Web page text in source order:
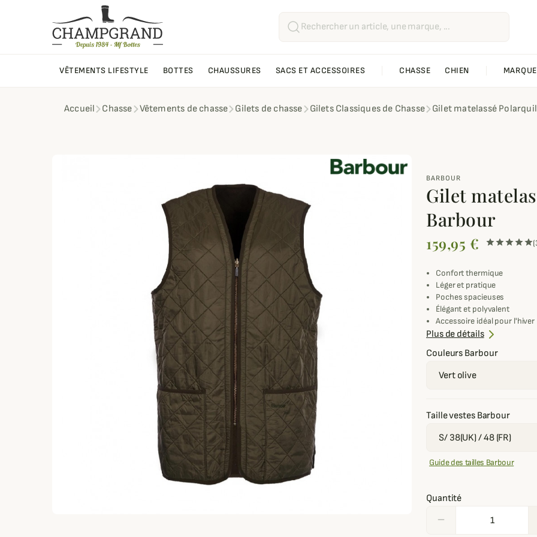
VÊTEMENTS LIFESTYLE BOTTES CHAUSSURES SACS ET ACCESSOIRES CHASSE CHIEN
Accueil Chasse Vêtements de chasse Gilets de chasse Gilets Classiques de Chasse Gilet matelassé
BARBOUR
Gilet
Barbour
159,95 €
Confort thermique
Léger et pratique
Poches spacieuses
Élégant et polyvalent
Accessoire idéal pour l'hiver
Compatible avec vestes
Plus de détails
Couleurs Barbour
Taille vestes Barbour
Guide des tailles Barbour
Quantité
remove